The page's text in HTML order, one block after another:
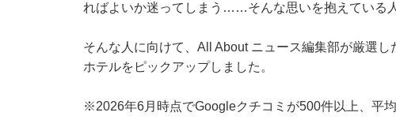
ればよいか迷ってしまう……そんな思いを抱えている
そんな人に向けて、All About ニュース編集部が厳選
ホテルをピックアップしました。
※2026年6月時点でGoogleクチコミが500件以上、平